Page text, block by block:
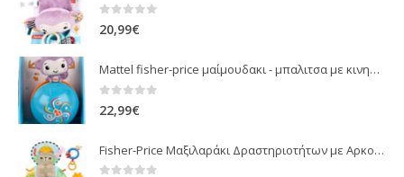
0 out of 5
20,99€
Mattel fisher-price μαίμουδακι - μπαλιτσα με κινηση JLB95
22,99€
Fisher-Price Μαξιλαράκι Δραστηριοτήτων με Αρκουδάκι (JHB44)